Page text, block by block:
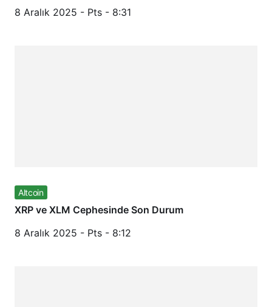
8 Aralık 2025 - Pts - 8:31
Altcoin
XRP ve XLM Cephesinde Son Durum
8 Aralık 2025 - Pts - 8:12